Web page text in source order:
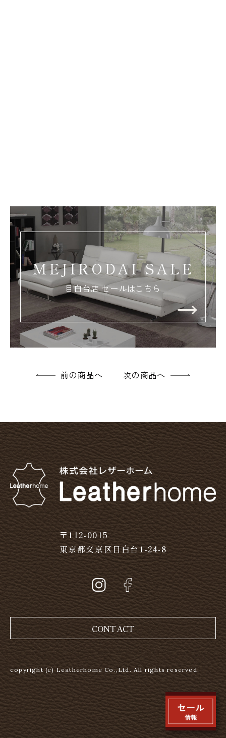
MEJIRODAI SALE
目白台店 セールはこちら
前の商品へ 次の商品へ
〒112-0015
東京都文京区目白台1-24-8
CONTACT
copyright (c) Leatherhome Co.,Ltd. All rights reserved.